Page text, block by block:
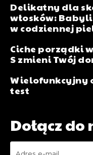
Delikatny dla
włosków:
w codziennej
Ciche porządki
S zmieni Twój
Wielofunkcyjny
test
Dołącz